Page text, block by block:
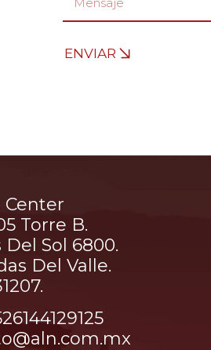
ENVIAR
Center
Torre B.
Del Sol 6800.
Del Valle.